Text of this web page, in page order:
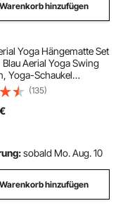
hinzufügen
Yoga Hängematte Set
Aerial Yoga Swing
Yoga-Schaukel
Swing 1000 kg Max.
inkl. Yoga-Socken &
Anti-Gravity-
(135)
€
sobald Mo. Aug. 10
hinzufügen